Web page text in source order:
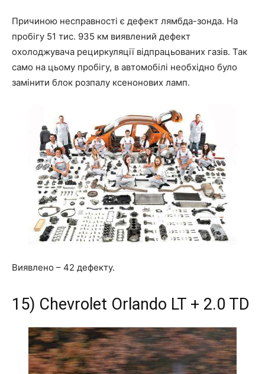
Причиною несправності є дефект лямбда-зонда. На
пробігу 51 тис. 935 км виявлений дефект
охолоджувача рециркуляції відпрацьованих газів. Так
само на цьому пробігу, в автомобілі необхідно було
замінити блок розпалу ксенонових ламп.
Виявлено – 42 дефекту.
15) Chevrolet Orlando LT + 2.0 TD